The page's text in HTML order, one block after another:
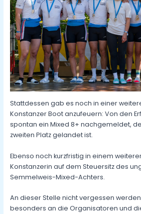
Stattdessen gab es noch in einer
Konstanzer Boot anzufeuern: Von den
spontan ein Mixed 8+ nachgemeldet,
zweiten Platz gelandet ist.
Ebenso noch kurzfristig in einem
Konstanzerin auf dem Steuersitz des
Semmelweis-Mixed-Achters.
An dieser Stelle nicht vergessen
besonders an die Organisatoren und